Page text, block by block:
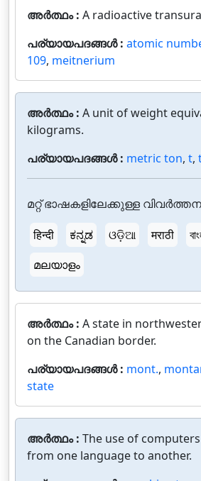
അർത്ഥം : A radioactive
പര്യായപദങ്ങൾ : atomic
109, meitnerium
അർത്ഥം : A unit of weight
kilograms.
പര്യായപദങ്ങൾ : metric ton, t,
മറ്റ് ഭാഷകളിലേക്കുള്ള
हिन्दी
ಕನ್ನಡ ଓଡ଼ିଆ मराठी
മലയാളം
അർത്ഥം : A state in
on the Canadian border.
പര്യായപദങ്ങൾ : mont.,
state
അർത്ഥം : The use of
from one language to another.